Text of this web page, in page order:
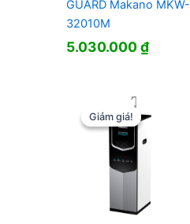
GUARD Makano MKW-
32010M
5.030.000₫
Giảm giá!
Giảm giá!